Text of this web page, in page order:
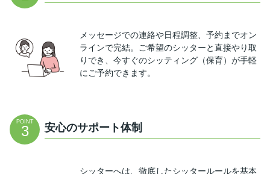
メッセージでの連絡や日程調整、予約までオン
ラインで完結。ご希望のシッターと直接やり取
りでき、今すぐのシッティング（保育）が手軽
にご予約できます。
POINT
3 安心のサポート体制
シッターへは、徹底したシッタールールを基本